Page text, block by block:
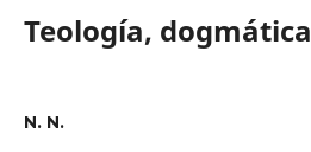
Teología, dogmática
N. N.